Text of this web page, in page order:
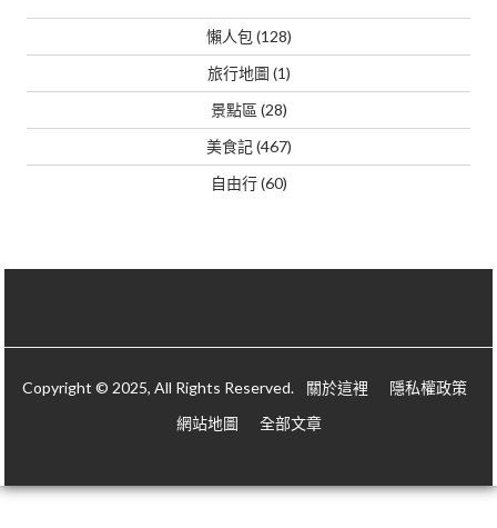
懶人包 (128)
旅行地圖 (1)
景點區 (28)
美食記(467)
自由行(60)
Copyright © 2025, All Rights Reserved. 關於這裡
隱私權政策
網站地圖
全部文章